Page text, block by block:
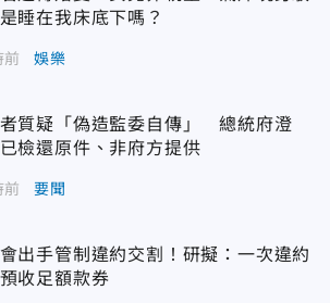
睡在我床底下嗎？
前 娛樂
質疑「偽造監委自傳」 總統府澄
檢還原件、非府方提供
前 要聞
出手管制違約交割！研擬：一次違約
收足額款券